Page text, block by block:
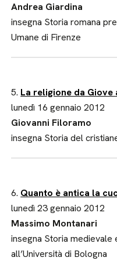
Andrea Giardina
insegna Storia romana
Umane di Firenze
5. La religione da Giove
lunedì 16 gennaio 2012
Giovanni Filoramo
insegna Storia del
6. Quanto è antica la
lunedì 23 gennaio 2012
Massimo Montanari
insegna Storia medievale
all’Università di Bologna